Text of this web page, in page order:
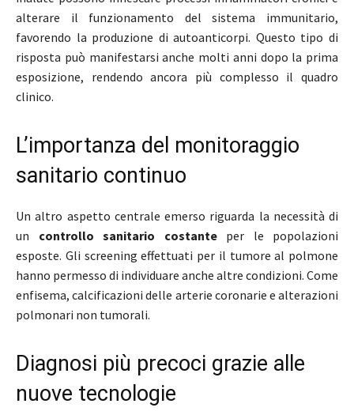
alterare il funzionamento del sistema immunitario,
favorendo la produzione di autoanticorpi. Questo tipo di
risposta può manifestarsi anche molti anni dopo la prima
esposizione, rendendo ancora più complesso il quadro
clinico.
L’importanza del monitoraggio
sanitario continuo
Un altro aspetto centrale emerso riguarda la necessità di
un controllo sanitario costanteper le popolazioni
esposte. Gli screening effettuati per il tumore al polmone
hanno permesso di individuare anche altre condizioni. Come
enfisema, calcificazioni delle arterie coronarie e alterazioni
polmonari non tumorali.
Diagnosi più precoci grazie alle
nuove tecnologie